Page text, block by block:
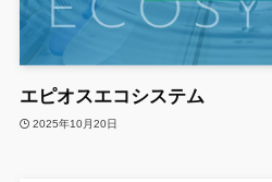
エピオスエコシステム
2025年10月20日